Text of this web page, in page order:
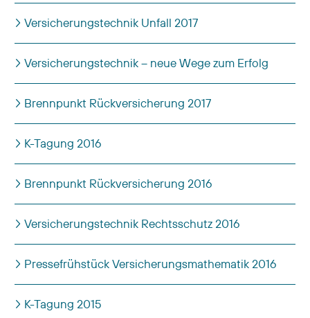
Versicherungstechnik Unfall 2017
Versicherungstechnik – neue Wege zum Erfolg
Brennpunkt Rückversicherung 2017
K-Tagung 2016
Brennpunkt Rückversicherung 2016
Versicherungstechnik Rechtsschutz 2016
Pressefrühstück Versicherungsmathematik 2016
K-Tagung 2015